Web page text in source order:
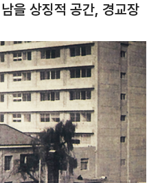
을 상징적 공간, 경교장